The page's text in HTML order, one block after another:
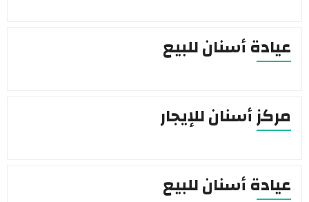
عيادة أسنان للبيع
مركز أسنان للإيجار
عيادة أسنان للبيع